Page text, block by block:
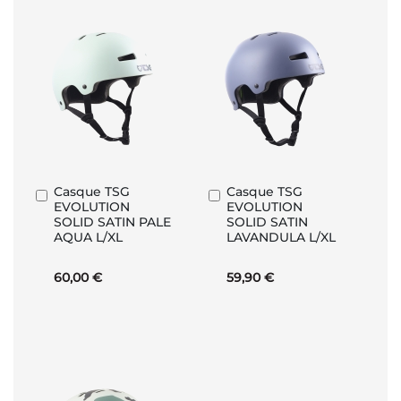
Casque TSG
EVOLUTION
SOLID SATIN PALE
AQUA L/XL
60,00 €
Ajouter
au
panier
Casque TSG
EVOLUTION
SOLID SATIN
LAVANDULA L/XL
59,90 €
Ajouter
au
panier